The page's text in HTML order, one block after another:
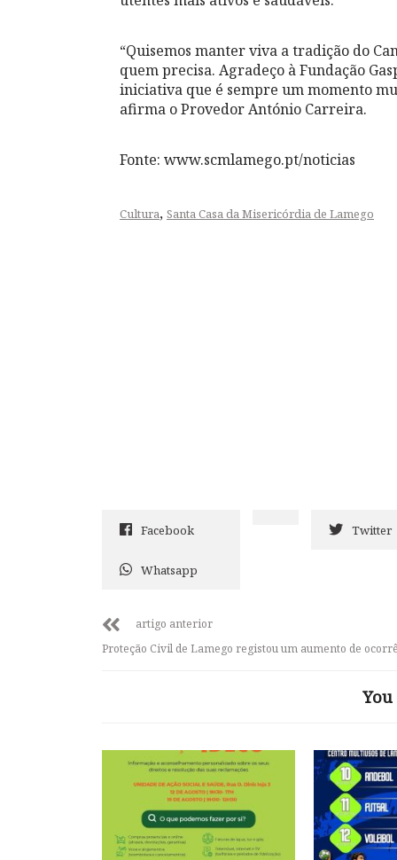
“Quisemos manter viva a tradição do
quem precisa. Agradeço à Fundação
iniciativa que é sempre um momento
afirma o Provedor António Carreira.
Fonte: www.scmlamego.pt/noticias
Cultura, Santa Casa da Misericórdia de Lamego
Facebook Twitter
Whatsapp
artigo anterior
Proteção Civil de Lamego registou um aumento de